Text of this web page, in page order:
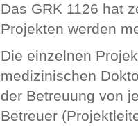
Das GRK 1126 hat
Projekten werden
Die einzelnen
medizinischen
der Betreuung von
Betreuer